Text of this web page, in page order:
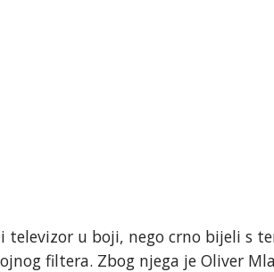
televizor u boji, nego crno bijeli s
filtera. Zbog njega je Oliver